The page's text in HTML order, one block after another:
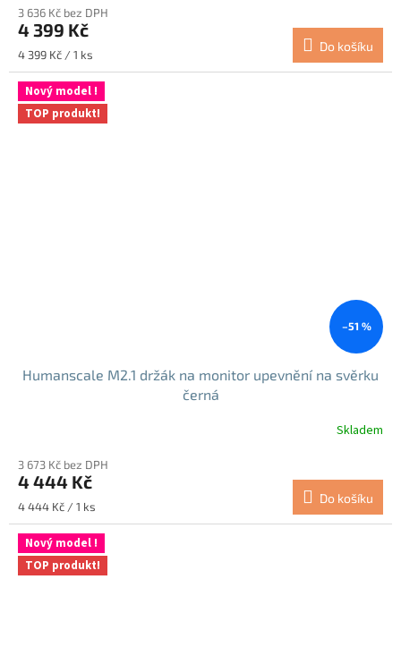
3 636 Kč bez DPH
4 399 Kč
Měrná
cena:
4 399 Kč / 1 ks
Do košíku
Nový model !
TOP produkt!
–51 %
Humanscale M2.1 držák na monitor upevnění na svěrku
černá
produktu
je
5,0
5
hvězdiček.
Skladem
3 673 Kč bez DPH
4 444 Kč
Měrná
cena:
4 444 Kč / 1 ks
Do košíku
Nový model !
TOP produkt!